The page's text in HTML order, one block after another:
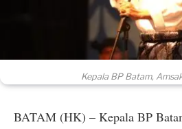
Kepala BP Batam,
BATAM (HK) – Kepala BP